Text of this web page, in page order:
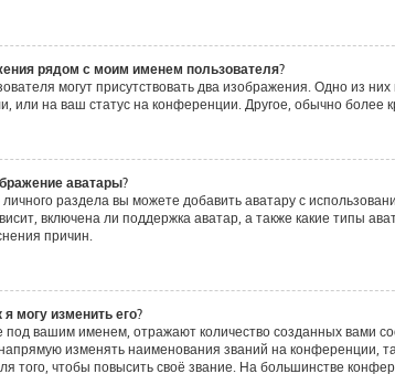
рядом с моим именем пользователя?
могут присутствовать два изображения. Одно из
или на ваш статус на конференции. Другое, обычно более
аватары?
раздела вы можете добавить аватару с
включена ли поддержка аватар, а также какие типы
причин.
я могу изменить его?
вашим именем, отражают количество созданных вами
изменять наименования званий на конференции,
того, чтобы повысить своё звание. На большинстве